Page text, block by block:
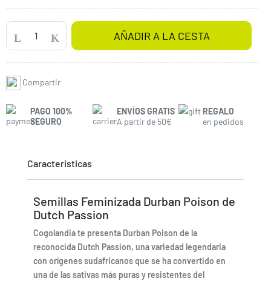
AÑADIR A LA CESTA
Compartir
PAGO 100%
SEGURO
ENVÍOS GRATIS
A partir de 50€
REGALO
en pedidos
Caracteristicas
Semillas Feminizada Durban Poison de
Dutch Passion
Cogolandia te presenta Durban Poison de la
reconocida Dutch Passion, una variedad legendaria
con orígenes sudafricanos que se ha convertido en
una de las sativas más puras y resistentes del